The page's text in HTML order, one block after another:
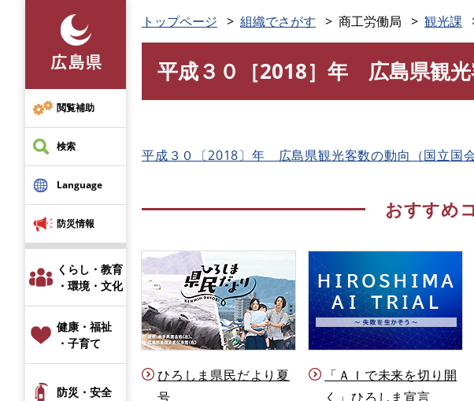
先
頭
で
す
閲覧補助
検索
Language
防災情報
くらし・教育
・環境・文化
健康・福祉
・子育て
防災・安全
トップページ 組織でさがす 商工労働局 観光課
平成３０［2018］年 広島県観光
平成３０〔2018〕年 広島県観光客数の動向（国立国
おすすめ
ひろしま県民だより夏
号
「ＡＩで未来を切り開
く」ひろしま宣言